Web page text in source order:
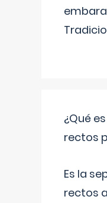
¿Qué
rectos
Es la
rectos